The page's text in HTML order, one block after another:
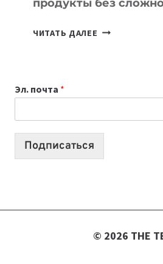
продукты без
ЧИТАТЬ ДАЛЕЕ 7
СОЗДАВАТЬ
ПРОДУКТЫ
Эл. почта *
Подписаться
© 2026 THE